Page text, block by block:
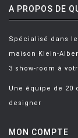
A PROPOS DE
Spécialisé dans
maison Klein-
3 show-room à
Une équipe de
designer
MON COMPTE